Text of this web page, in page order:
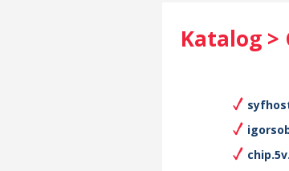
Katalog